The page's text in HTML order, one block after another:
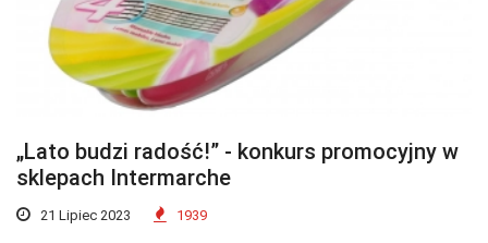
„Lato budzi radość!” - konkurs promocyjny w
sklepach Intermarche
21 Lipiec 2023 1939